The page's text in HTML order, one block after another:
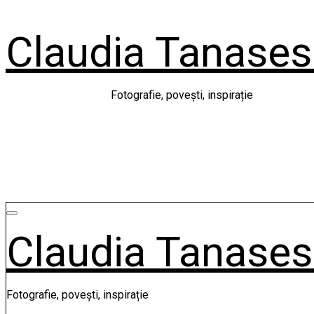
content
Claudia
Fotografie, povești, inspirație
Claudia
Fotografie, povești, inspirație